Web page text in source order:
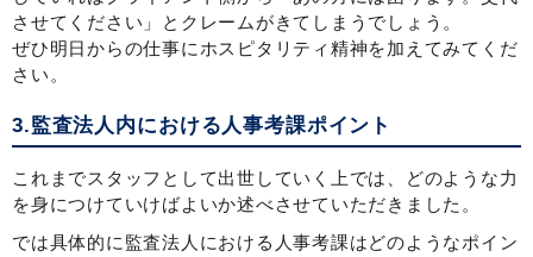
させてください」とクレームがきてしまうでしょう。
ぜひ明日からの仕事にホスピタリティ精神を加えてみてくだ
さい。
3.監査法人内における人事考課ポイント
これまでスタッフとして出世していく上では、どのような力
を身につけていけばよいか述べさせていただきました。
では具体的に監査法人における人事考課はどのようなポイン